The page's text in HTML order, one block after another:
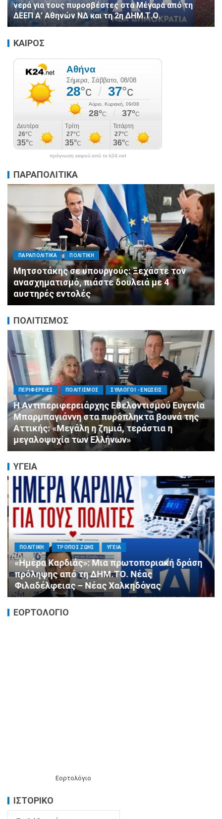
νερά για τους πυροσβέστες στα Μέγαρα από τη
ΔΕΕΠ Α’ Αθηνών ΝΔ και τη 2η ΔΗΜ.Τ.Ο.
ΚΑΙΡΟΣ
πρόγνωση καιρού από το k24.net
ΠΑΡΑΠΟΛΙΤΙΚΑ
ΠΑΡΑΠΟΛΙΤΙΚΑ ΠΟΛΙΤΙΚΗ
Μητσοτάκης σε υπουργούς: Ξεχάστε τον
ανασχηματισμό, πιάστε δουλειά με 4
αυστηρές εντολές
ΠΟΛΙΤΙΣΜΟΣ
ΠΕΡΙΦΕΡΕΙΕΣ ΠΟΛΙΤΙΣΜΟΣ ΣΥΛΛΟΓΟΙ - ΕΝΩΣΕΙΣ
Η Αντιπεριφερειάρχης Εθελοντισμού Ευγενία
Μπαρμπαγιάννη στα πυρόπληκτα βουνά της
Αττικής: «Μεγάλη η ζημιά, τεράστια η
μεγαλοψυχία των Ελλήνων»
ΥΓΕΙΑ
ΠΟΛΙΤΙΚΗ ΤΡΟΠΟΣ ΖΩΗΣ ΥΓΕΙΑ
«Ημέρα Καρδιάς»: Μια πρωτοποριακή δράση
πρόληψης από τη ΔΗΜ.ΤΟ. Νέας
Φιλαδέλφειας – Νέας Χαλκηδόνας
ΕΟΡΤΟΛΟΓΙΟ
Εορτολόγιο
ΙΣΤΟΡΙΚΌ